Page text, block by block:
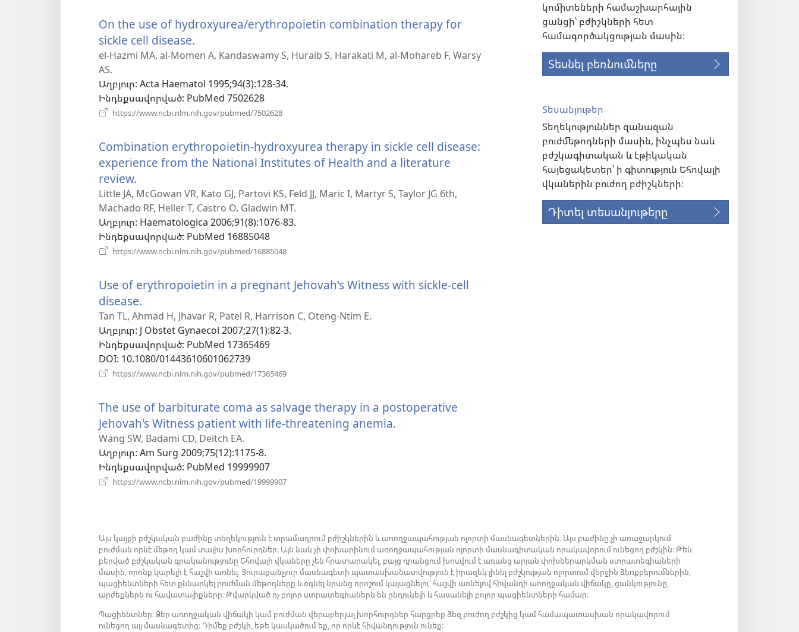
պատուհան)
On the use of hydroxyurea/erythropoietin combination therapy for
sickle cell disease.
է
պատուհան)
el-Hazmi MA, al-Momen A, Kandaswamy S, Huraib S, Harakati M, al-Mohareb F, Warsy
AS.
Աղբյուր‎: Acta Haematol 1995;94(3):128-34.
Ինդեքսավորված‎: PubMed 7502628
https://www.ncbi.nlm.nih.gov/pubmed/7502628
պատուհան)
Combination erythropoietin-hydroxyurea therapy in sickle cell disease:
experience from the National Institutes of Health and a literature
review.
է
նոր
պատուհան)
Little JA, McGowan VR, Kato GJ, Partovi KS, Feld JJ, Maric I, Martyr S, Taylor JG 6th,
Machado RF, Heller T, Castro O, Gladwin MT.
Աղբյուր‎: Haematologica 2006;91(8):1076-83.
Ինդեքսավորված‎: PubMed 16885048
https://www.ncbi.nlm.nih.gov/pubmed/16885048
պատուհան)
Use of erythropoietin in a pregnant Jehovah's Witness with sickle-cell
disease.
է
նոր
պատուհան)
Tan TL, Ahmad H, Jhavar R, Patel R, Harrison C, Oteng-Ntim E.
Աղբյուր‎: J Obstet Gynaecol 2007;27(1):82-3.
Ինդեքսավորված‎: PubMed 17365469
DOI‎: 10.1080/01443610601062739
https://www.ncbi.nlm.nih.gov/pubmed/17365469
պատուհան)
The use of barbiturate coma as salvage therapy in a postoperative
Jehovah's Witness patient with life-threatening anemia.
Wang SW, Badami CD, Deitch EA.
Աղբյուր‎: Am Surg 2009;75(12):1175-8.
Ինդեքսավորված‎: PubMed 19999907
https://www.ncbi.nlm.nih.gov/pubmed/19999907
կոմիտեների համաշխարհային
ցանցի՝ բժիշկների հետ
համագործակցության մասին։
Տեսնել բեռնումները
Տեսանյութեր
Տեղեկություններ զանազան
բուժմեթոդների մասին, ինչպես նաև
բժշկագիտական և էթիկական
հայեցակետեր՝ ի գիտություն Եհովայի
վկաներին բուժող բժիշկների։
Դիտել տեսանյութերը
Այս կայքի բժշկական բաժինը տեղեկություն է տրամադրում բժիշկներին և առողջապահության ոլորտի մասնագետներին։ Այս բաժինը չի առաջարկում
բուժման որևէ մեթոդ կամ տալիս խորհուրդներ։ Այն նաև չի փոխարինում առողջապահության ոլորտի մասնագիտական որակավորում ունեցող բժշկին։ Թեև
բերված բժշկական գրականությունը Եհովայի վկաները չեն հրատարակել, բայց դրանցում խոսվում է առանց արյան փոխներարկման ստրատեգիաների
մասին, որոնք կարելի է հաշվի առնել։ Յուրաքանչյուր մասնագետի պատասխանատվություն է իրազեկ լինել բժշկության ոլորտում վերջին ձեռքբերումներին,
պացիենտների հետ քննարկել բուժման մեթոդները և օգնել նրանց որոշում կայացնելու՝ հաշվի առնելով հիվանդի առողջական վիճակը, ցանկությունը,
արժեքներն ու հավատալիքները։ Թվարկված ոչ բոլոր ստրատեգիաներն են ընդունելի և հասանելի բոլոր պացիենտների համար։
Պացիենտներ: Ձեր առողջական վիճակի կամ բուժման վերաբերյալ խորհուրդներ հարցրեք ձեզ բուժող բժշկից կամ համապատասխան որակավորում
ունեցող այլ մասնագետից։ Դիմեք բժշկի, եթե կասկածում եք, որ որևէ հիվանդություն ունեք։